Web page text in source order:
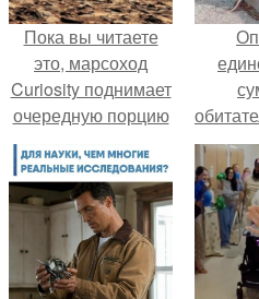
Пока вы читаете
это, марсоход
Curiosity поднимает
очередную порцию